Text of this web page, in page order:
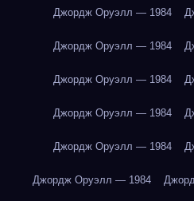
Джордж Оруэлл — 1984
Джордж Оруэлл — 1984
Джордж Оруэлл — 1984
Джордж Оруэлл — 1984
Джордж Оруэлл — 1984
Джордж Оруэлл — 1984